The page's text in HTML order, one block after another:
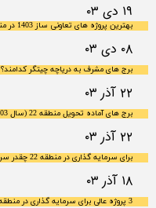
۱۹ دی ۰۳
بهترین پروژه های تعاونی ساز 1403 در منطقه 22 کدامند؟
۰۸ دی ۰۳
برج های مشرف به دریاچه چیتگر کدامند؟
۲۲ آذر ۰۳
برج های آماده تحویل منطقه 22 (سال 1403)
۲۲ آذر ۰۳
برای سرمایه‌ گذاری در منطقه 22 چقدر سرمایه لازم است؟
۱۸ آذر ۰۳
3 پروژه عالی برای سرمایه گذاری در منطقه 22 (ویژه سال 1403)